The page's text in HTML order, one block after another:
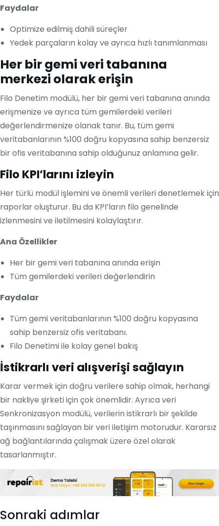
Faydalar
Optimize edilmiş dahili süreçler
Yedek parçaların kolay ve ayrıca hızlı tanımlanması
Her bir gemi veri tabanına
merkezi olarak erişin
Filo Denetim modülü, her bir gemi veri tabanına anında
erişmenize ve ayrıca tüm gemilerdeki verileri
değerlendirmenize olanak tanır. Bu, tüm gemi
veritabanlarının %100 doğru kopyasına sahip benzersiz
bir ofis veritabanına sahip olduğunuz anlamına gelir.
Filo KPI’larını izleyin
Her türlü modül işlemini ve önemli verileri denetlemek için
raporlar oluşturur. Bu da KPI’ların filo genelinde
izlenmesini ve iletilmesini kolaylaştırır.
Ana Özellikler
Her bir gemi veri tabanına anında erişin
Tüm gemilerdeki verileri değerlendirin
Faydalar
Tüm gemi veritabanlarının %100 doğru kopyasına
sahip benzersiz ofis veritabanı.
Filo Denetimi ile kolay genel bakış
İstikrarlı veri alışverişi sağlayın
Karar vermek için doğru verilere sahip olmak, herhangi
bir nakliye şirketi için çok önemlidir. Ayrıca veri
Senkronizasyon modülü, verilerin istikrarlı bir şekilde
taşınmasını sağlayan bir veri iletişim motorudur. Kararsız
ağ bağlantılarında çalışmak üzere özel olarak
tasarlanmıştır.
Sonraki adımlar